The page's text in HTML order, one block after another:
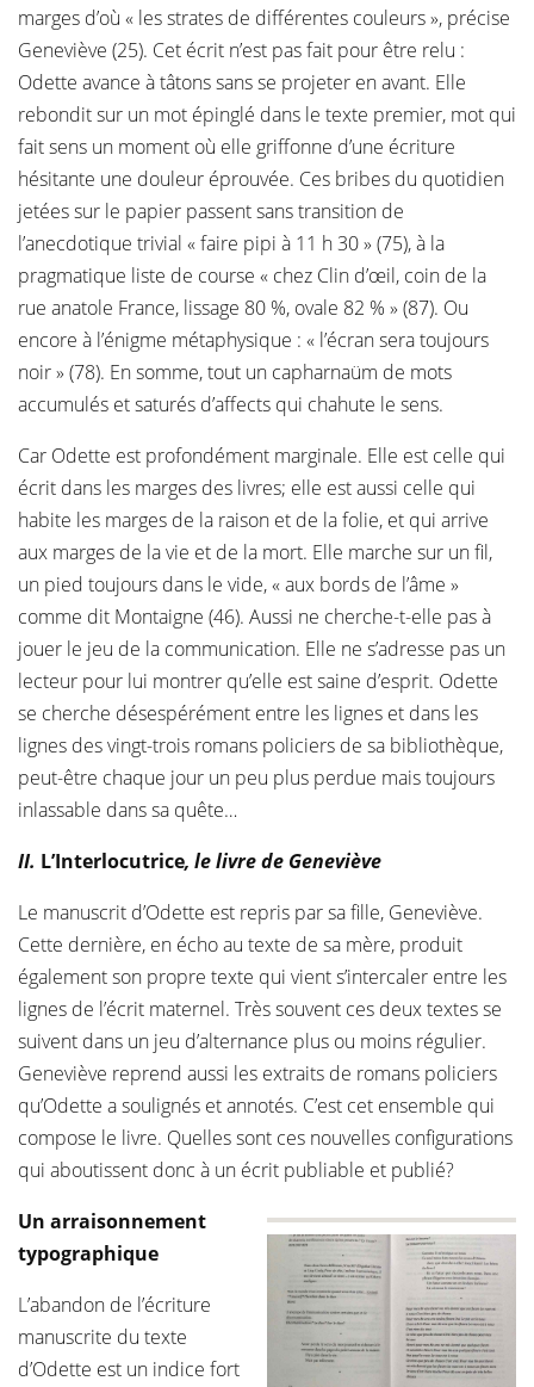
marges d’où « les strates de différentes couleurs », précise
Geneviève (25). Cet écrit n’est pas fait pour être relu :
Odette avance à tâtons sans se projeter en avant. Elle
rebondit sur un mot épinglé dans le texte premier, mot qui
fait sens un moment où elle griffonne d’une écriture
hésitante une douleur éprouvée. Ces bribes du quotidien
jetées sur le papier passent sans transition de
l’anecdotique trivial « faire pipi à 11 h 30 » (75), à la
pragmatique liste de course « chez Clin d’œil, coin de la
rue anatole France, lissage 80 %, ovale 82 % » (87). Ou
encore à l’énigme métaphysique : « l’écran sera toujours
noir » (78). En somme, tout un capharnaüm de mots
accumulés et saturés d’affects qui chahute le sens.
Car Odette est profondément marginale. Elle est celle qui
écrit dans les marges des livres; elle est aussi celle qui
habite les marges de la raison et de la folie, et qui arrive
aux marges de la vie et de la mort. Elle marche sur un fil,
un pied toujours dans le vide, « aux bords de l’âme »
comme dit Montaigne (46). Aussi ne cherche-t-elle pas à
jouer le jeu de la communication. Elle ne s’adresse pas un
lecteur pour lui montrer qu’elle est saine d’esprit. Odette
se cherche désespérément entre les lignes et dans les
lignes des vingt-trois romans policiers de sa bibliothèque,
peut-être chaque jour un peu plus perdue mais toujours
inlassable dans sa quête…
II. L’Interlocutrice, le livre de Geneviève
Le manuscrit d’Odette est repris par sa fille, Geneviève.
Cette dernière, en écho au texte de sa mère, produit
également son propre texte qui vient s’intercaler entre les
lignes de l’écrit maternel. Très souvent ces deux textes se
suivent dans un jeu d’alternance plus ou moins régulier.
Geneviève reprend aussi les extraits de romans policiers
qu’Odette a soulignés et annotés. C’est cet ensemble qui
compose le livre. Quelles sont ces nouvelles configurations
qui aboutissent donc à un écrit publiable et publié?
Un arraisonnement
typographique
L’abandon de l’écriture
manuscrite du texte
d’Odette est un indice fort